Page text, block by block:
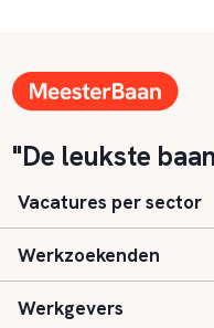
"De leukste
Vacatures per sector
Basisonderwijs
Speciaal (basis) onderwijs
Werkzoekenden
Aanmelden
Werkgevers